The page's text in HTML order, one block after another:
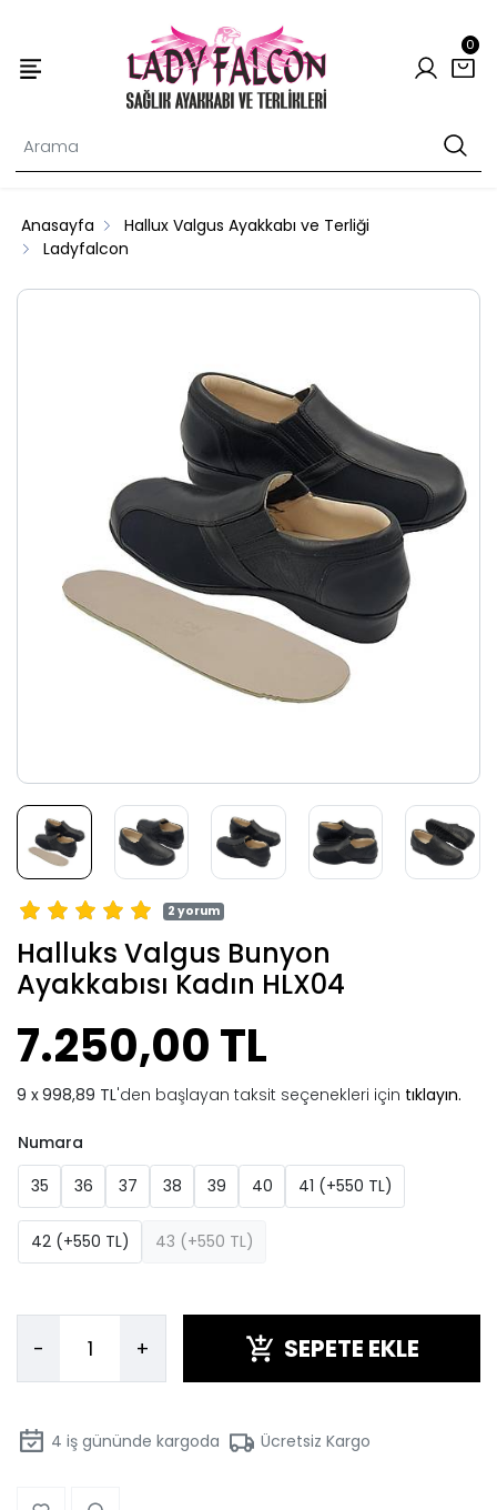
0
Anasayfa
Hallux Valgus Ayakkabı ve Terliği
Ladyfalcon
2 yorum
Halluks Valgus Bunyon
Ayakkabısı Kadın HLX04
7.250,00 TL
998,89 TL'den başlayan taksit seçenekleri için tıklayın.
Numara
35
36 37 38 39 40 41 (+550 TL)
42 (+550 TL) 43 (+550 TL)
- + SEPETE EKLE
4 iş gününde kargoda Ücretsiz Kargo